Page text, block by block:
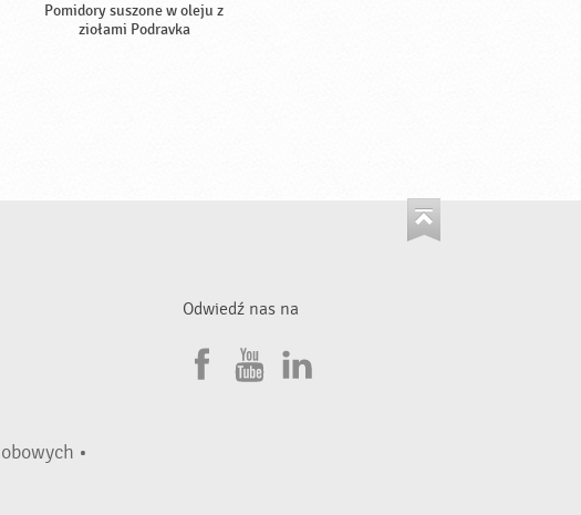
Pomidory suszone w oleju z
ziołami Podravka
•
Odwiedź nas na